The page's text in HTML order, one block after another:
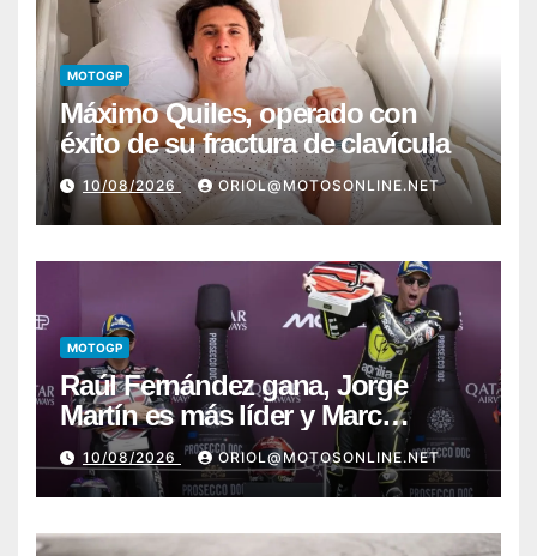
MOTOGP
Máximo Quiles, operado con
éxito de su fractura de clavícula
10/08/2026 ORIOL@MOTOSONLINE.NET
MOTOGP
Raúl Fernández gana, Jorge
Martín es más líder y Marc
Márquez sufre
10/08/2026 ORIOL@MOTOSONLINE.NET